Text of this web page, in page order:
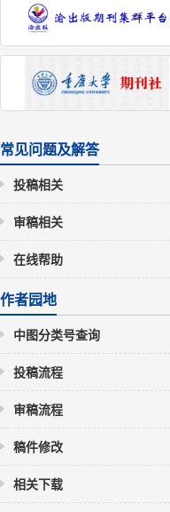
常见问题及解答
投稿相关
审稿相关
在线帮助
作者园地
中图分类号查询
投稿流程
审稿流程
稿件修改
相关下载